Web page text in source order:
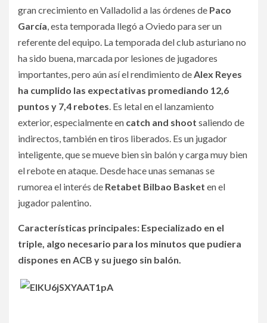
gran crecimiento en Valladolid a las órdenes de Paco
García, esta temporada llegó a Oviedo para ser un
referente del equipo. La temporada del club asturiano no
ha sido buena, marcada por lesiones de jugadores
importantes, pero aún así el rendimiento deAlex Reyes
ha cumplido las expectativas promediando 12,6
puntos y 7,4 rebotes. Es letal en el lanzamiento
exterior, especialmente en catch and shoot saliendo de
indirectos, también en tiros liberados. Es un jugador
inteligente, que se mueve bien sin balón y carga muy bien
el rebote en ataque. Desde hace unas semanas se
rumorea el interés de Retabet Bilbao Basket en el
jugador palentino.
Características principales: Especializado en el
triple, algo necesario para los minutos que pudiera
dispones en ACB y su juego sin balón.